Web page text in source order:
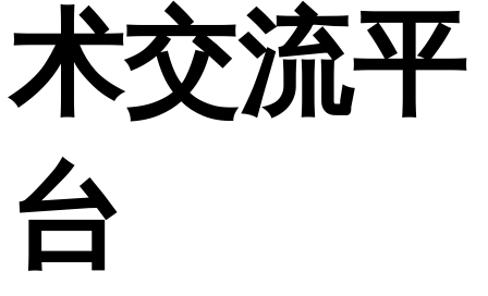
术交流平
台